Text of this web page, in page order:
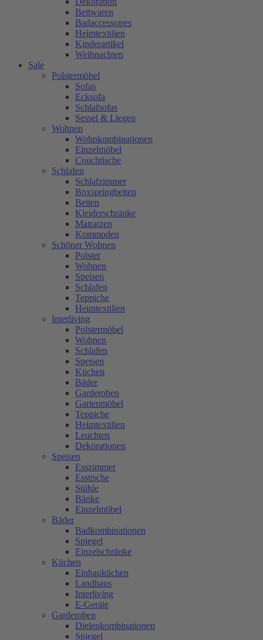
Bettwaren
Badaccessoires
Heimtextilien
Kinderartikel
Weihnachten
Sale
Polstermöbel
Sofas
Ecksofa
Schlafsofas
Sessel & Liegen
Wohnen
Wohnkombinationen
Einzelmöbel
Couchtische
Schlafen
Schlafzimmer
Boxspringbetten
Betten
Kleiderschränke
Matratzen
Kommoden
Schöner Wohnen
Polster
Wohnen
Speisen
Schlafen
Teppiche
Heimtextilien
Interliving
Polstermöbel
Wohnen
Schlafen
Speisen
Küchen
Bäder
Garderoben
Gartenmöbel
Teppiche
Heimtextilien
Leuchten
Dekorationen
Speisen
Esszimmer
Esstische
Stühle
Bänke
Einzelmöbel
Bäder
Badkombinationen
Spiegel
Einzelschränke
Küchen
Einbauküchen
Landhaus
Interliving
E-Geräte
Garderoben
Dielenkombinationen
Spiegel